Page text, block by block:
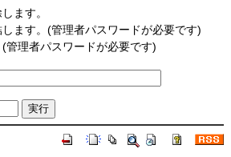
ます。
ます。(管理者パスワードが必要です)
管理者パスワードが必要です)